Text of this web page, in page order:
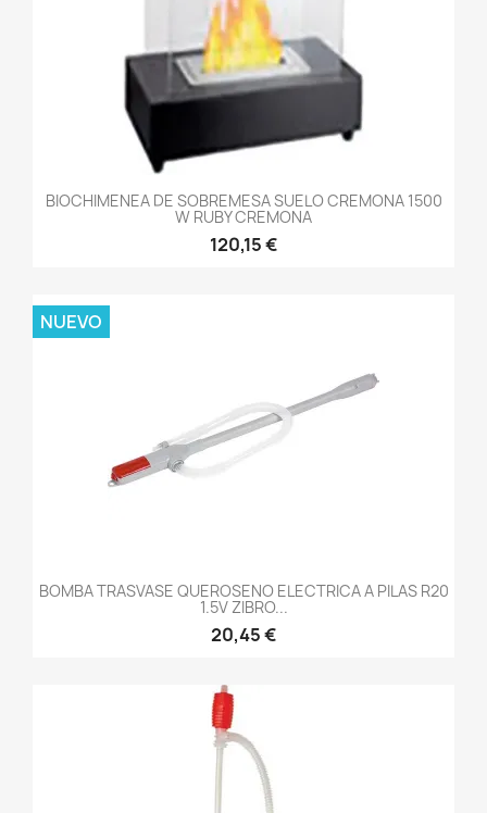
BIOCHIMENEA DE SOBREMESA SUELO CREMONA 1500
W RUBY CREMONA
120,15 €
BOMBA TRASVASE QUEROSENO ELECTRICA A PILAS R20
1.5V ZIBRO...
20,45 €
NUEVO